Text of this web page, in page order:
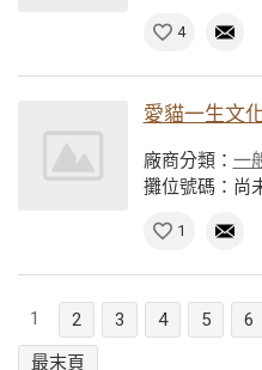
4
愛貓一生文
廠商分類： 一
攤位號碼：尚
1
1 2 3 4 5 6
最末頁